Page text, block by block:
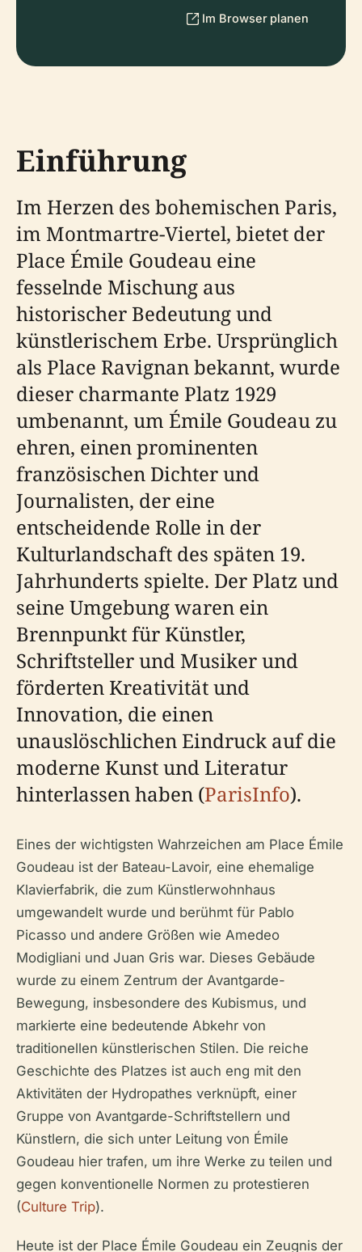
Im Browser planen
Einführung
Im Herzen des bohemischen Paris,
im Montmartre-Viertel, bietet der
Place Émile Goudeau eine
fesselnde Mischung aus
historischer Bedeutung und
künstlerischem Erbe. Ursprünglich
als Place Ravignan bekannt, wurde
dieser charmante Platz 1929
umbenannt, um Émile Goudeau zu
ehren, einen prominenten
französischen Dichter und
Journalisten, der eine
entscheidende Rolle in der
Kulturlandschaft des späten 19.
Jahrhunderts spielte. Der Platz und
seine Umgebung waren ein
Brennpunkt für Künstler,
Schriftsteller und Musiker und
förderten Kreativität und
Innovation, die einen
unauslöschlichen Eindruck auf die
moderne Kunst und Literatur
hinterlassen haben (ParisInfo).
Eines der wichtigsten Wahrzeichen am Place Émile
Goudeau ist der Bateau-Lavoir, eine ehemalige
Klavierfabrik, die zum Künstlerwohnhaus
umgewandelt wurde und berühmt für Pablo
Picasso und andere Größen wie Amedeo
Modigliani und Juan Gris war. Dieses Gebäude
wurde zu einem Zentrum der Avantgarde-
Bewegung, insbesondere des Kubismus, und
markierte eine bedeutende Abkehr von
traditionellen künstlerischen Stilen. Die reiche
Geschichte des Platzes ist auch eng mit den
Aktivitäten der Hydropathes verknüpft, einer
Gruppe von Avantgarde-Schriftstellern und
Künstlern, die sich unter Leitung von Émile
Goudeau hier trafen, um ihre Werke zu teilen und
gegen konventionelle Normen zu protestieren
(Culture Trip).
Heute ist der Place Émile Goudeau ein Zeugnis der